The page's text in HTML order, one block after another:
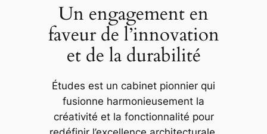
Un engagement en
faveur de l’innovation
et de la durabilité
Études est un cabinet pionnier qui
fusionne harmonieusement la
créativité et la fonctionnalité pour